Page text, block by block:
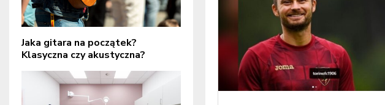
Jaka gitara na początek?
Klasyczna czy akustyczna?